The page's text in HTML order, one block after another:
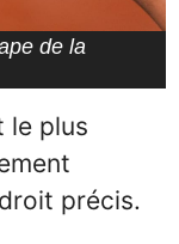
de la
le plus
précis.